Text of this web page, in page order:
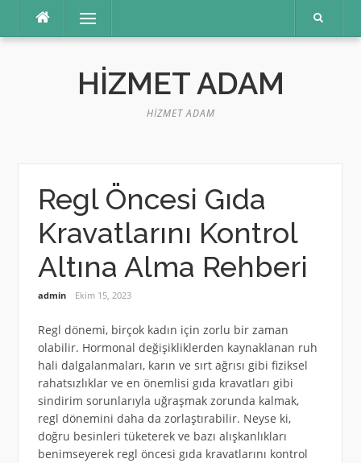
Menü
HIZMET ADAM
HIZMET ADAM
Regl Öncesi Gıda
Kravatlarını Kontrol
Altına Alma Rehberi
admin Ekim 15, 2023
Regl dönemi, birçok kadın için zorlu bir zaman
olabilir. Hormonal değişikliklerden kaynaklanan ruh
hali dalgalanmaları, karın ve sırt ağrısı gibi fiziksel
rahatsızlıklar ve en önemlisi gıda kravatları gibi
sindirim sorunlarıyla uğraşmak zorunda kalmak,
regl dönemini daha da zorlaştırabilir. Neyse ki,
doğru besinleri tüketerek ve bazı alışkanlıkları
benimseyerek regl öncesi gıda kravatlarını kontrol